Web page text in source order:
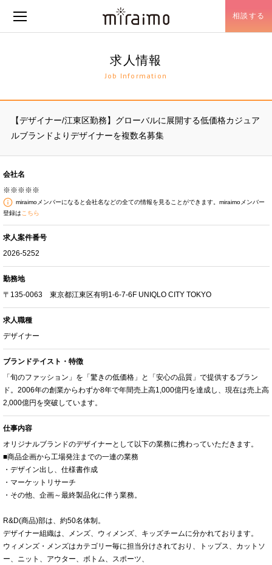
相談する
求人情報
Job Information
【デザイナー/江東区勤務】グローバルに展開する低価格カジュア
ルブランドよりデザイナーを複数名募集
会社名
※※※※※
miraimoメンバーになると会社名などの全ての情報を見ることができます。miraimoメンバー
登録は こちら
求人案件番号
2026-5252
勤務地
〒135-0063 東京都江東区有明1-6-7-6F UNIQLO CITY TOKYO
求人職種
デザイナー
ブランドテイスト・特徴
「旬のファッション」を「驚きの低価格」と「安心の品質」で提供するブラン
ド。2006年の創業からわずか8年で年間売上高1,000億円を達成し、現在は売上高
2,000億円を突破しています。
仕事内容
オリジナルブランドのデザイナーとして以下の業務に携わっていただきます。
■商品企画から工場発注までの一連の業務
・デザイン出し、仕様書作成
・マーケットリサーチ
・その他、企画～最終製品化に伴う業務。
R&D(商品)部は、約50名体制。
デザイナー組織は、メンズ、ウィメンズ、キッズチームに分かれております。
ウィメンズ・メンズはカテゴリー毎に担当分けされており、トップス、カットソ
ー、ニット、アウター、ボトム、スポーツ、